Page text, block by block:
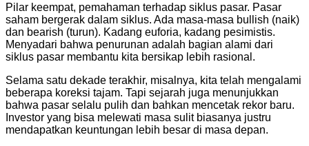
Pilar keempat, pemahaman terhadap siklus pasar. Pasar
saham bergerak dalam siklus. Ada masa-masa bullish (naik)
dan bearish (turun). Kadang euforia, kadang pesimistis.
Menyadari bahwa penurunan adalah bagian alami dari
siklus pasar membantu kita bersikap lebih rasional.
Selama satu dekade terakhir, misalnya, kita telah mengalami
beberapa koreksi tajam. Tapi sejarah juga menunjukkan
bahwa pasar selalu pulih dan bahkan mencetak rekor baru.
Investor yang bisa melewati masa sulit biasanya justru
mendapatkan keuntungan lebih besar di masa depan.